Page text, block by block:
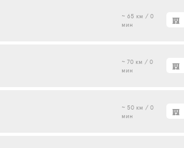
~ 65 км / 0
мин
~ 70 км / 0
мин
~ 50 км / 0
мин